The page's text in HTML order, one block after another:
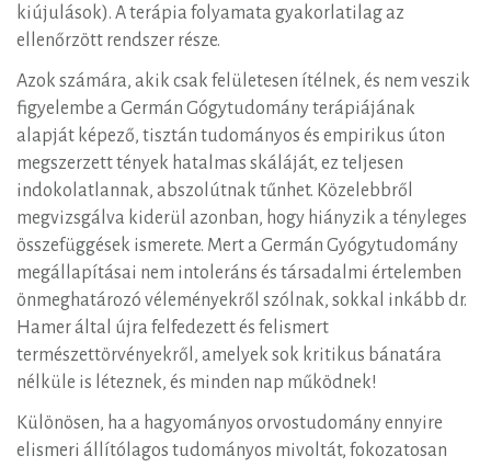
kiújulások). A terápia folyamata gyakorlatilag az
ellenőrzött rendszer része.
Azok számára, akik csak felületesen ítélnek, és nem veszik
figyelembe a Germán Gógytudomány terápiájának
alapját képező, tisztán tudományos és empirikus úton
megszerzett tények hatalmas skáláját, ez teljesen
indokolatlannak, abszolútnak tűnhet. Közelebbről
megvizsgálva kiderül azonban, hogy hiányzik a tényleges
összefüggések ismerete. Mert a Germán Gyógytudomány
megállapításai nem intoleráns és társadalmi értelemben
önmeghatározó véleményekről szólnak, sokkal inkább dr.
Hamer által újra felfedezett és felismert
természettörvényekről, amelyek sok kritikus bánatára
nélküle is léteznek, és minden nap működnek!
Különösen, ha a hagyományos orvostudomány ennyire
elismeri állítólagos tudományos mivoltát, fokozatosan